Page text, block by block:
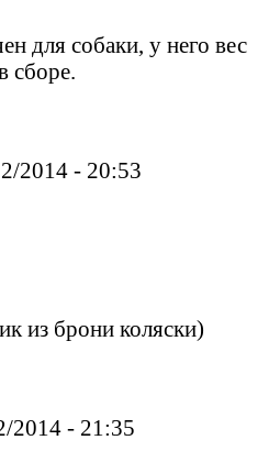
для собаки, у него вес
сборе.
2014 - 20:53
из брони коляски)
2014 - 21:35